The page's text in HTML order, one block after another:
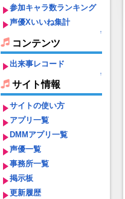
参加キャラ数ランキング
声優Xいいね集計
↑
コンテンツ
出来事レコード
↑
サイト情報
サイトの使い方
アプリ一覧
DMMアプリ一覧
声優一覧
事務所一覧
掲示板
更新履歴